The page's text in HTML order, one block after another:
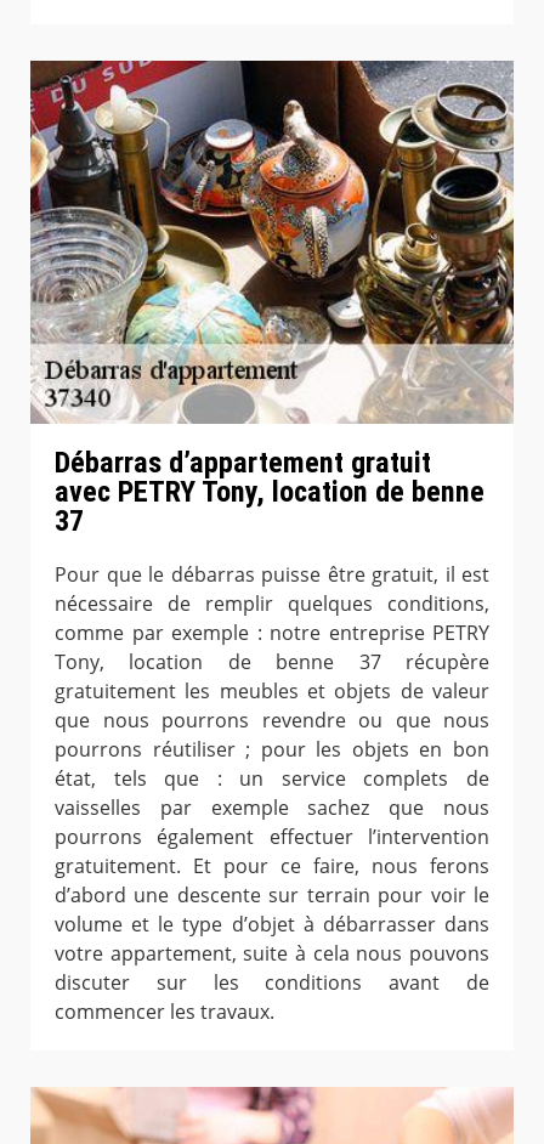
Débarras d’appartement gratuit
avec PETRY Tony, location de benne
37
Pour que le débarras puisse être gratuit, il est
nécessaire de remplir quelques conditions,
comme par exemple : notre entreprise PETRY
Tony, location de benne 37 récupère
gratuitement les meubles et objets de valeur
que nous pourrons revendre ou que nous
pourrons réutiliser ; pour les objets en bon
état, tels que : un service complets de
vaisselles par exemple sachez que nous
pourrons également effectuer l’intervention
gratuitement. Et pour ce faire, nous ferons
d’abord une descente sur terrain pour voir le
volume et le type d’objet à débarrasser dans
votre appartement, suite à cela nous pouvons
discuter sur les conditions avant de
commencer les travaux.